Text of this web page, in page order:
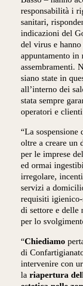
responsabilità i
sanitari,
indicazioni del
del virus e
appuntamento in
assembramenti.
siano state in
all’interno dei
stata sempre
operatori e
“La
oltre a creare un
per le imprese
ed ormai
irregolare,
servizi a
requisiti
di settore e delle
per lo
“Chiediamo
di
intervenire con
lariapertura